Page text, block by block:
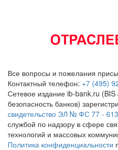
Все вопросы и пожелания
Контактный телефон: +7 (495)
Сетевое издание ib-bank.ru
безопасность банков)
свидетельство ЭЛ № ФС 77 -
службой по надзору в сфере
технологий и массовых
Политика конфиденциальности